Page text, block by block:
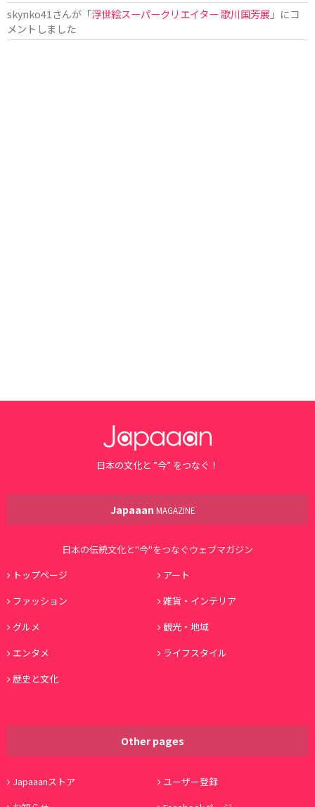
skynko41さんが「浮世絵スーパークリエイター 歌川国芳展 」にコ
メントしました
日本の文化と ”今” をつなぐ！
Japaaan MAGAZINE
日本の伝統文化と"今"をつなぐウェブマガジン
トップページ
アート
ファッション
雑貨・インテリア
グルメ
観光・地域
エンタメ
ライフスタイル
歴史と文化
Other pages
Japaaanストア
ユーザー登録